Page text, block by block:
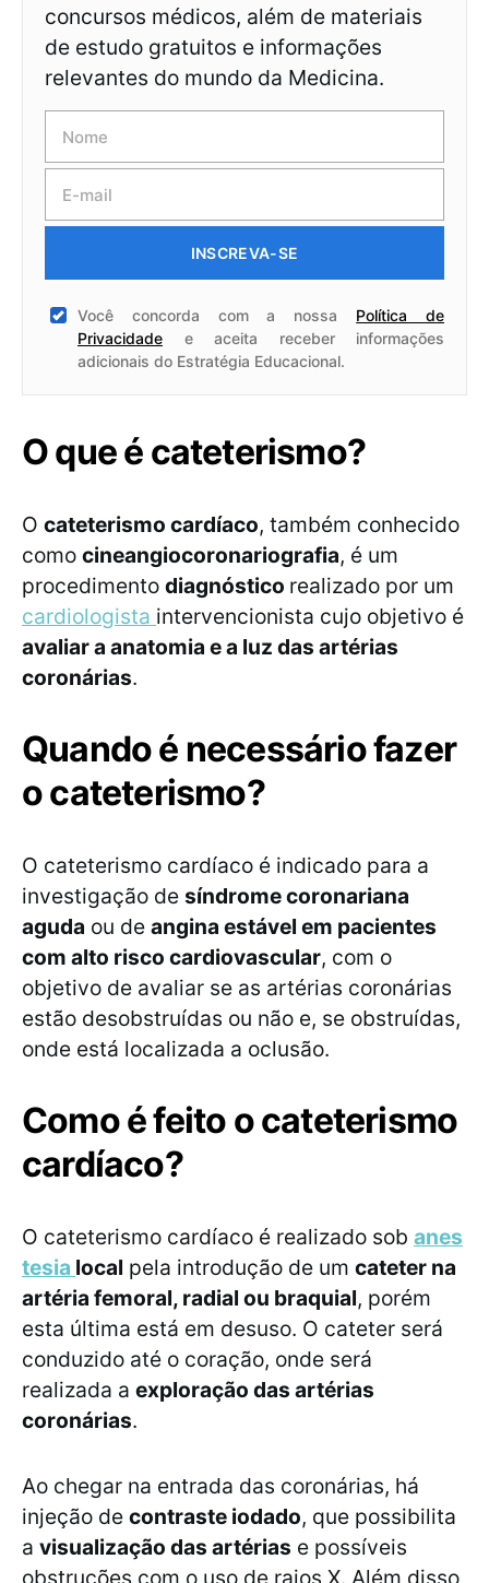
concursos médicos, além de materiais
de estudo gratuitos e informações
relevantes do mundo da Medicina.
INSCREVA-SE
Você concorda com a nossa Política de
Privacidade e aceita receber informações
adicionais do Estratégia Educacional.
O que é cateterismo?
O cateterismo cardíaco, também conhecido
como cineangiocoronariografia, é um
procedimento diagnóstico realizado por um
cardiologista intervencionista cujo objetivo é
avaliar a anatomia e a luz das artérias
coronárias.
Quando é necessário fazer
o cateterismo?
O cateterismo cardíaco é indicado para a
investigação de síndrome coronariana
aguda ou de angina estável em pacientes
com alto risco cardiovascular, com o
objetivo de avaliar se as artérias coronárias
estão desobstruídas ou não e, se obstruídas,
onde está localizada a oclusão.
Como é feito o cateterismo
cardíaco?
O cateterismo cardíaco é realizado sob anes
tesia local pela introdução de um cateter na
artéria femoral, radial ou braquial, porém
esta última está em desuso. O cateter será
conduzido até o coração, onde será
realizada a exploração das artérias
coronárias.
Ao chegar na entrada das coronárias, há
injeção de contraste iodado, que possibilita
a visualização das artérias e possíveis
obstruções com o uso de raios X. Além disso,